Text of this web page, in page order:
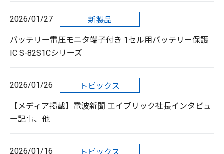
2026/01/27 新製品
バッテリー電圧モニタ端子付き 1セル用バッテリー保護
IC S-82S1Cシリーズ
2026/01/26 トピックス
【メディア掲載】電波新聞 エイブリック社長インタビュ
ー記事、他
2026/01/16